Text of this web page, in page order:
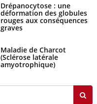
Drépanocytose : une
déformation des globules
rouges aux conséquences
graves
Maladie de Charcot
(Sclérose latérale
amyotrophique)